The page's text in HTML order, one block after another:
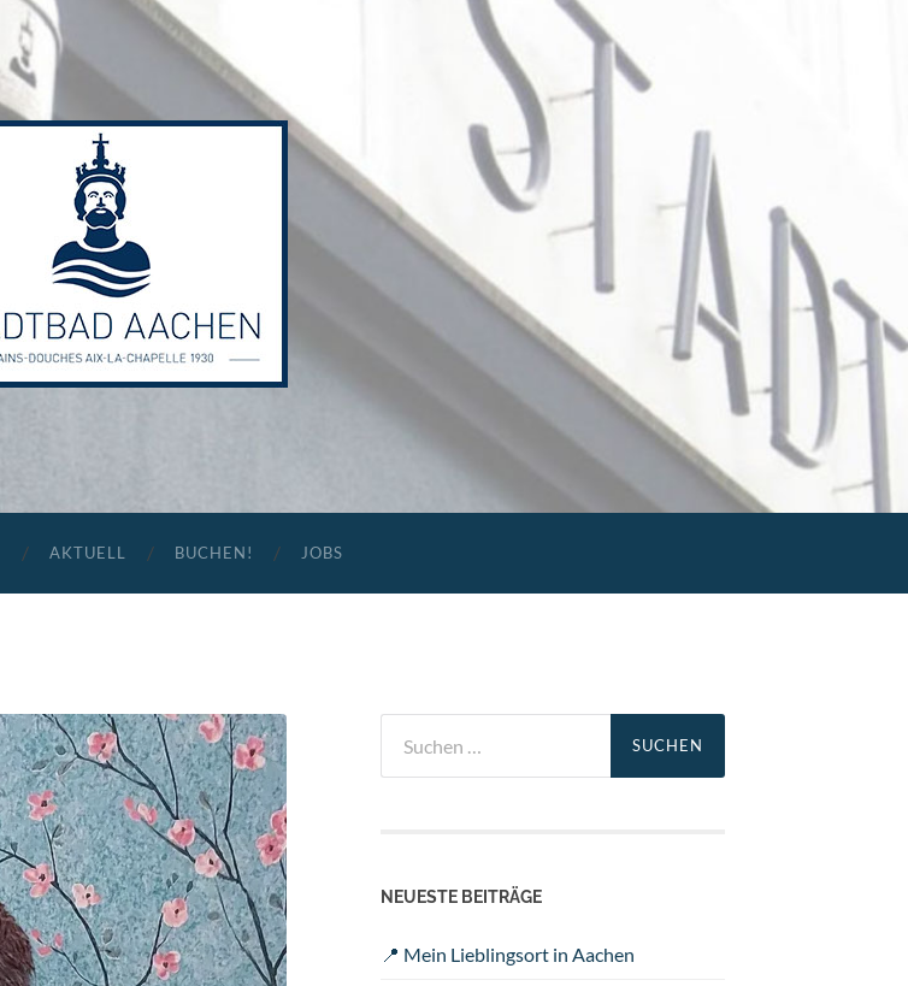
AKTUELL BUCHEN! JOBS
nach:
NEUESTE BEITRÄGE
📍 Mein Lieblingsort in Aachen